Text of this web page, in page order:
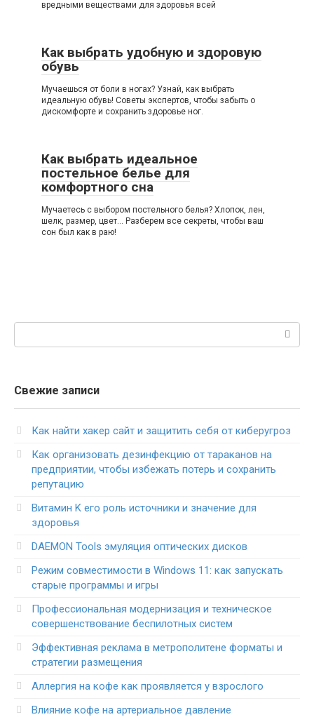
вредными веществами для здоровья всей
Как выбрать удобную и здоровую
обувь
Мучаешься от боли в ногах? Узнай, как выбрать
идеальную обувь! Советы экспертов, чтобы забыть о
дискомфорте и сохранить здоровье ног.
Как выбрать идеальное
постельное белье для
комфортного сна
Мучаетесь с выбором постельного белья? Хлопок, лен,
шелк, размер, цвет... Разберем все секреты, чтобы ваш
сон был как в раю!
Свежие записи
Как найти хакер сайт и защитить себя от киберугроз
Как организовать дезинфекцию от тараканов на
предприятии, чтобы избежать потерь и сохранить
репутацию
Витамин K его роль источники и значение для
здоровья
DAEMON Tools эмуляция оптических дисков
Режим совместимости в Windows 11: как запускать
старые программы и игры
Профессиональная модернизация и техническое
совершенствование беспилотных систем
Эффективная реклама в метрополитене форматы и
стратегии размещения
Аллергия на кофе как проявляется у взрослого
Влияние кофе на артериальное давление